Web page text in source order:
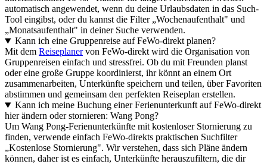
automatisch angewendet, wenn du deine Urlaubsdaten in das Such-
Tool eingibst, oder du kannst die Filter „Wochenaufenthalt" und
„Monatsaufenthalt" in deiner Suche verwenden.
Kann ich eine Gruppenreise auf FeWo-direkt planen?
Mit dem Reiseplanervon FeWo-direkt wird die Organisation von
Gruppenreisen einfach und stressfrei. Ob du mit Freunden planst
oder eine große Gruppe koordinierst, ihr könnt an einem Ort
zusammenarbeiten, Unterkünfte speichern und teilen, über Favoriten
abstimmen und gemeinsam den perfekten Reiseplan erstellen.
Kann ich meine Buchung einer Ferienunterkunft auf FeWo-direkt
hier ändern oder stornieren: Wang Pong?
Um Wang Pong-Ferienunterkünfte mit kostenloser Stornierung zu
finden, verwende einfach FeWo-direkts praktischen Suchfilter
„Kostenlose Stornierung". Wir verstehen, dass sich Pläne ändern
können, daher ist es einfach, Unterkünfte herauszufiltern, die dir